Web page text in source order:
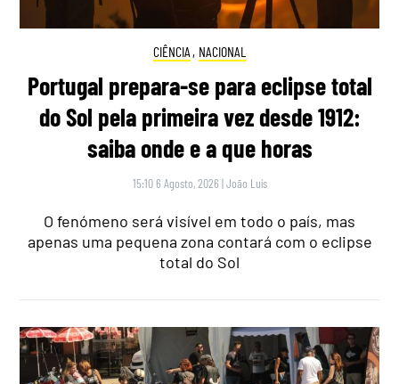
CIÊNCIA , NACIONAL
Portugal prepara-se para eclipse total
do Sol pela primeira vez desde 1912:
saiba onde e a que horas
15:10 6 Agosto, 2026 |João Luís
O fenómeno será visível em todo o país, mas
apenas uma pequena zona contará com o eclipse
total do Sol